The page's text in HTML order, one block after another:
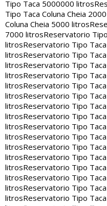
Tipo Taca 5000000 litros
Tipo Taca Coluna Cheia
Coluna Cheia 5000 litros
7000 litrosReservatorio
litrosReservatorio Tipo
litrosReservatorio Tipo
litrosReservatorio Tipo
litrosReservatorio Tipo
litrosReservatorio Tipo
litrosReservatorio Tipo
litrosReservatorio Tipo
litrosReservatorio Tipo
litrosReservatorio Tipo
litrosReservatorio Tipo
litrosReservatorio Tipo
litrosReservatorio Tipo
litrosReservatorio Tipo
litrosReservatorio Tipo
litrosReservatorio Tipo
litrosReservatorio Tipo